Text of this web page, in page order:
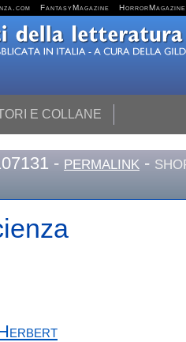
FantasyMagazine HorrorMagazine
E COLLANE
- PERMALINK -